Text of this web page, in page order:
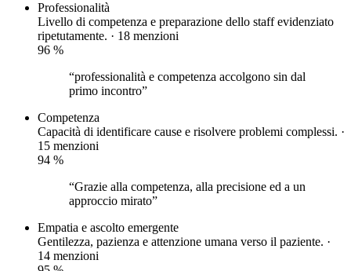
Professionalità
Livello di competenza e preparazione dello staff evidenziato
ripetutamente. · 18 menzioni
96 %
“professionalità e competenza accolgono sin dal
primo incontro”
Competenza
Capacità di identificare cause e risolvere problemi complessi. ·
15 menzioni
94 %
“Grazie alla competenza, alla precisione ed a un
approccio mirato”
Empatia e ascolto emergente
Gentilezza, pazienza e attenzione umana verso il paziente. ·
14 menzioni